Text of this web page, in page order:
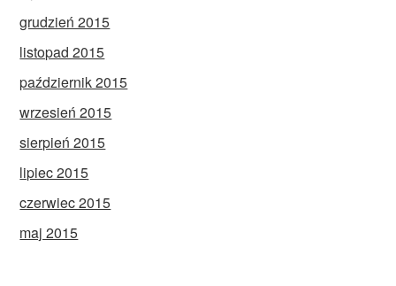
grudzień 2015
listopad 2015
październik 2015
wrzesień 2015
sierpień 2015
lipiec 2015
czerwiec 2015
maj 2015